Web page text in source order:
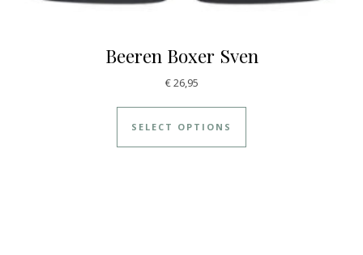
Beeren Boxer Sven
€26,95
SELECT OPTIONS